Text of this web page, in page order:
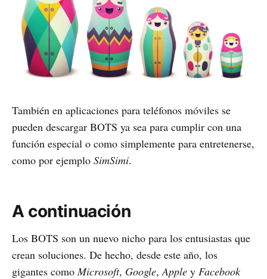
También en aplicaciones para teléfonos móviles se
pueden descargar BOTS ya sea para cumplir con una
función especial o como simplemente para entretenerse,
como por ejemplo SimSimi.
A continuación
Los BOTS son un nuevo nicho para los entusiastas que
crean soluciones. De hecho, desde este año, los
gigantes comoMicrosoft, Google,Apple y Facebook